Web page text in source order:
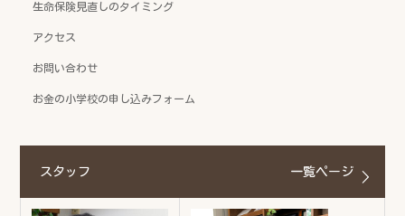
生命保険見直しのタイミング
アクセス
お問い合わせ
お金の小学校の申し込みフォーム
スタッフ 一覧ページ